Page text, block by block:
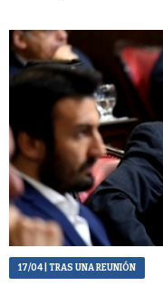
17/04| TRAS UNA REUNIÓN